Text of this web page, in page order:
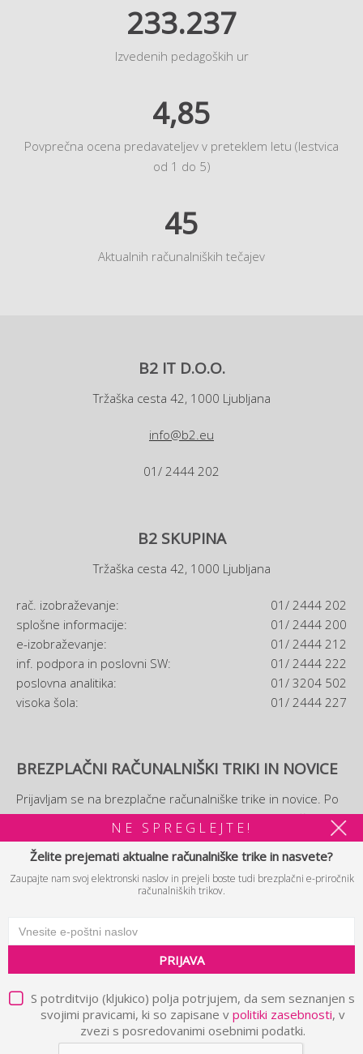
233.237
Izvedenih pedagoških ur
4,85
Povprečna ocena predavateljev v preteklem letu (lestvica
od 1 do 5)
45
Aktualnih računalniških tečajev
B2 IT D.O.O.
Tržaška cesta 42, 1000 Ljubljana
info@b2.eu
01/ 2444 202
B2 SKUPINA
Tržaška cesta 42, 1000 Ljubljana
rač. izobraževanje:
01/ 2444 202
splošne informacije:
01/ 2444 200
e-izobraževanje:
01/ 2444 212
inf. podpora in poslovni SW:
01/ 2444 222
poslovna analitika:
01/ 3204 502
visoka šola:
01/ 2444 227
BREZPLAČNI RAČUNALNIŠKI TRIKI IN NOVICE
Prijavljam se na brezplačne računalniške trike in novice. Po
prijavi si boste lahko ogledali tudi brezplačnie-priročnik
računalniških trikov.
PRIJAVA
© 2026 B2 d.o.o. Vse pravice pridržane.| Politika zasebnosti in
pravna obvestila
| Piškotki | Avtorji
NE SPREGLEJTE!
Želite prejemati aktualne računalniške trike in nasvete?
Zaupajte nam svoj elektronski naslov in prejeli boste tudi brezplačni e-priročnik
računalniških trikov.
PRIJAVA
S potrditvijo (kljukico) polja potrjujem, da sem seznanjen s
svojimi pravicami, ki so zapisane v politiki zasebnosti, v
zvezi s posredovanimi osebnimi podatki.